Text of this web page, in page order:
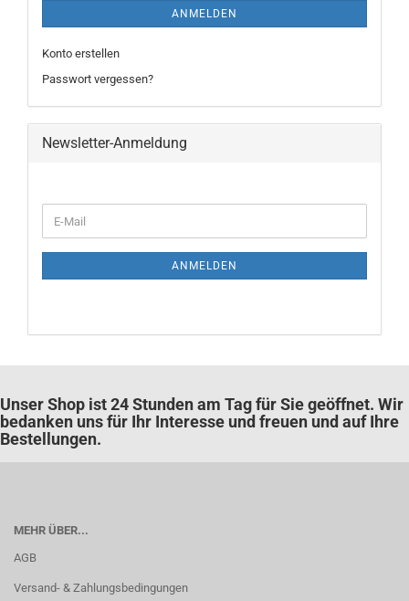
ANMELDEN
Konto erstellen
Passwort vergessen?
Newsletter-Anmeldung
ZUR
E-
Mail
ANMELDEN
Unser Shop ist 24 Stunden am Tag für Sie geöffnet. Wir
bedanken uns für Ihr Interesse und freuen und auf Ihre
Bestellungen.
MEHR ÜBER...
AGB
Versand- & Zahlungsbedingungen